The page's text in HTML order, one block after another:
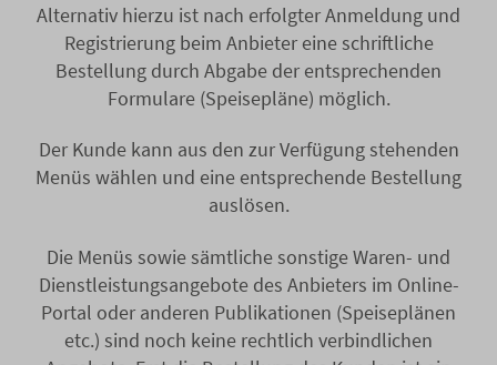
Alternativ hierzu ist nach erfolgter Anmeldung und
Registrierung beim Anbieter eine schriftliche
Bestellung durch Abgabe der entsprechenden
Formulare (Speisepläne) möglich.
Der Kunde kann aus den zur Verfügung stehenden
Menüs wählen und eine entsprechende Bestellung
auslösen.
Die Menüs sowie sämtliche sonstige Waren- und
Dienstleistungsangebote des Anbieters im Online-
Portal oder anderen Publikationen (Speiseplänen
etc.) sind noch keine rechtlich verbindlichen